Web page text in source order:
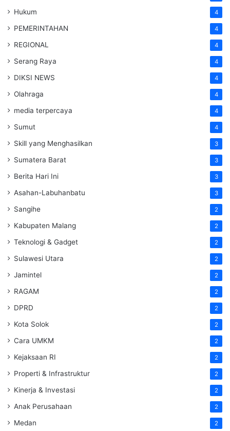
Hukum 4
PEMERINTAHAN 4
REGIONAL 4
Serang Raya 4
DIKSI NEWS 4
Olahraga 4
media terpercaya 4
Sumut 4
Skill yang Menghasilkan 3
Sumatera Barat 3
Berita Hari Ini 3
Asahan-Labuhanbatu 3
Sangihe 2
Kabupaten Malang 2
Teknologi & Gadget 2
Sulawesi Utara 2
Jamintel 2
RAGAM 2
DPRD 2
Kota Solok 2
Cara UMKM 2
Kejaksaan RI 2
Properti & Infrastruktur 2
Kinerja & Investasi 2
Anak Perusahaan 2
Medan 2